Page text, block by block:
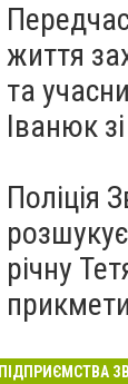
життя
та
Іванюк
Поліція
річну
ПІДПРИЄМСТВА